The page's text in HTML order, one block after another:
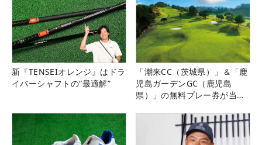
新『TENSEIオレンジ』はドラ
イバーシャフトの“最適解”
「潮来CC（茨城県）」＆「鹿
児島ガーデンGC（鹿児島
県）」の無料プレー券が当た